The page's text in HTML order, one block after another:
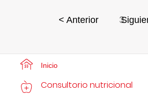
< Anterior 3
Inicio
Consultorio nutricional